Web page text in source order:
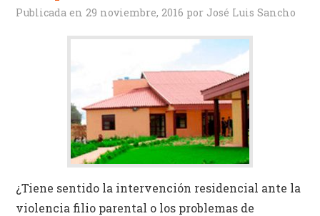
Identidad
Actividades Campus
Publicada en29 noviembre, 2016 por José Luis Sancho
¿Tiene sentido la intervención residencial ante la
violencia filio parental o los problemas de